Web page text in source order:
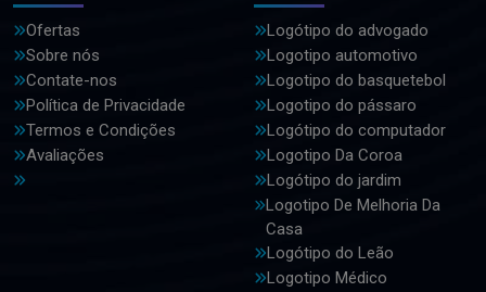
Ofertas
Sobre nós
Contate-nos
Política de Privacidade
Termos e Condições
Avaliações
Logótipo do advogado
Logotipo automotivo
Logotipo do basquetebol
Logotipo do pássaro
Logótipo do computador
Logotipo Da Coroa
Logótipo do jardim
Logotipo De Melhoria Da
Casa
Logótipo do Leão
Logotipo Médico